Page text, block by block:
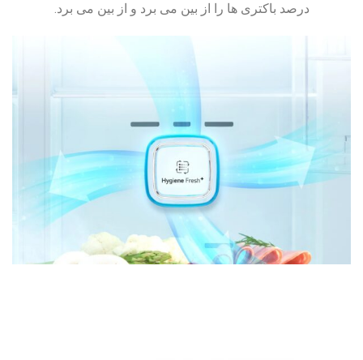
درصد باکتری ها را از بین می برد و از بین می برد.